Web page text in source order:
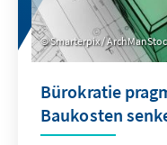
Smarterpix /
Bürokratie
Baukosten